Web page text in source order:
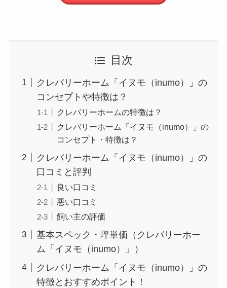
目次
クレバリーホーム「イヌモ（inumo）」の
コンセプトや特徴は？
クレバリーホームの特徴は？
クレバリーホーム「イヌモ（inumo）」の
コンセプト・特徴は？
クレバリーホーム「イヌモ（inumo）」の
口コミと評判
良い口コミ
悪い口コミ
飼い主の評価
基本スペック・坪単価（クレバリーホー
ム「イヌモ（inumo）」）
クレバリーホーム「イヌモ（inumo）」の
特徴とおすすめポイント！